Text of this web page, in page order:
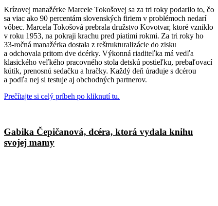
Krízovej manažérke Marcele Tokošovej sa za tri roky podarilo to, čo
sa viac ako 90 percentám slovenských firiem v problémoch nedarí
vôbec. Marcela Tokošová prebrala družstvo Kovotvar, ktoré vzniklo
v roku 1953, na pokraji krachu pred piatimi rokmi. Za tri roky ho
33-ročná manažérka dostala z reštrukturalizácie do zisku
a odchovala pritom dve dcérky. Výkonná riaditeľka má vedľa
klasického veľkého pracovného stola detskú postieľku, prebaľovací
kútik, prenosnú sedačku a hračky. Každý deň úraduje s dcérou
a podľa nej si testuje aj obchodných partnerov.
Prečítajte si celý príbeh po kliknutí tu.
Gabika Čepičanová, dcéra, ktorá vydala knihu
svojej mamy